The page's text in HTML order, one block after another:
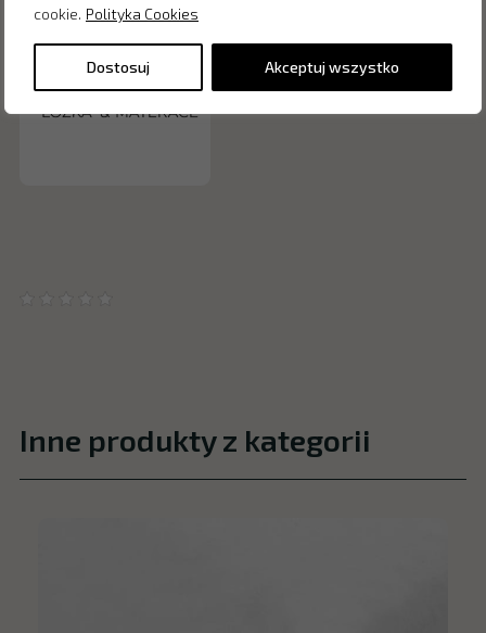
cookie. Polityka Cookies
Dostosuj Akceptuj wszystko
Inne produkty z kategorii